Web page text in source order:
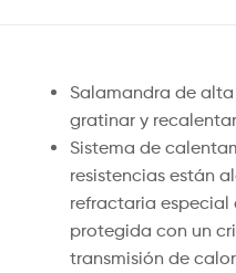
Salamandra de
gratinar y
Sistema de
resistencias están
refractaria especial
protegida con un
transmisión de